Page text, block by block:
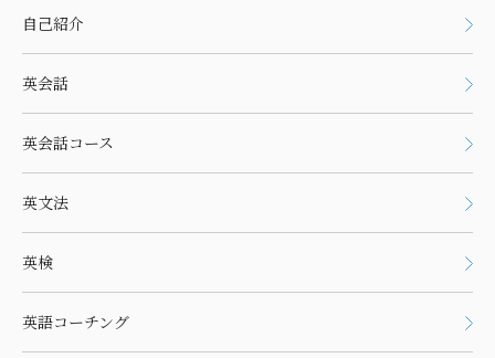
自己紹介
英会話
英会話コース
英文法
英検
英語コーチング